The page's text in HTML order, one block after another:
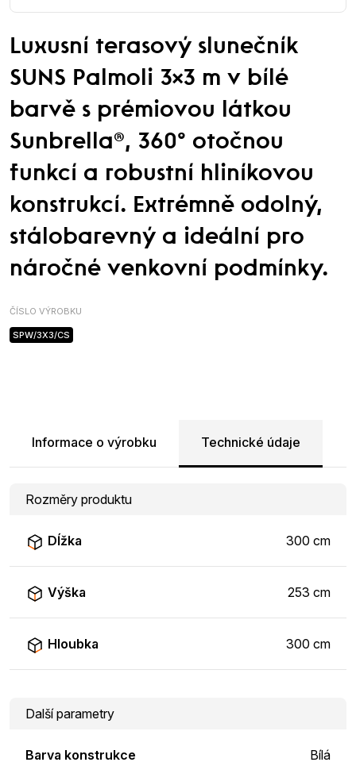
Luxusní terasový slunečník
SUNS Palmoli 3×3 m v bílé
barvě s prémiovou látkou
Sunbrella®, 360° otočnou
funkcí a robustní hliníkovou
konstrukcí. Extrémně odolný,
stálobarevný a ideální pro
náročné venkovní podmínky.
ČÍSLO VÝROBKU
SPW/3X3/CS
Informace o výrobku Technické údaje
Rozměry produktu
Dĺžka 300 cm
Výška 253 cm
Hloubka 300 cm
Další parametry
Barva konstrukce Bílá